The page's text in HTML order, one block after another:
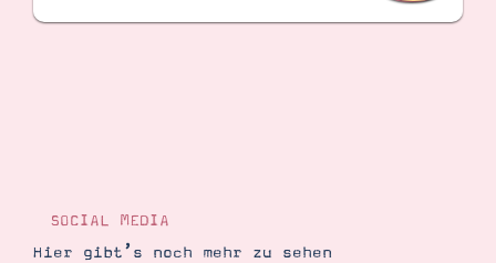
SOCIAL MEDIA
Hier gibt’s noch mehr zu sehen